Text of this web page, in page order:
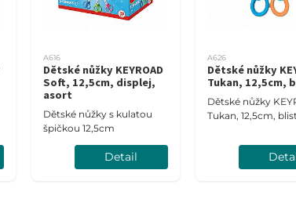
A616
Dětské nůžky KEYROAD
Soft, 12,5cm, displej,
asort
Dětské nůžky s kulatou
špičkou 12,5cm
Detail
A626
Dětské nůžky
Tukan, 12,5cm,
Dětské nůžky
Tukan, 12,5cm,